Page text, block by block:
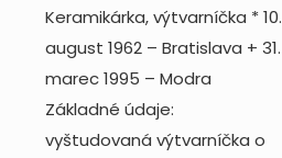
Keramikárka, výtvarníčka * 10.
august 1962 – Bratislava + 31.
marec 1995 – Modra
Základné údaje:
vyštudovaná výtvarníčka o